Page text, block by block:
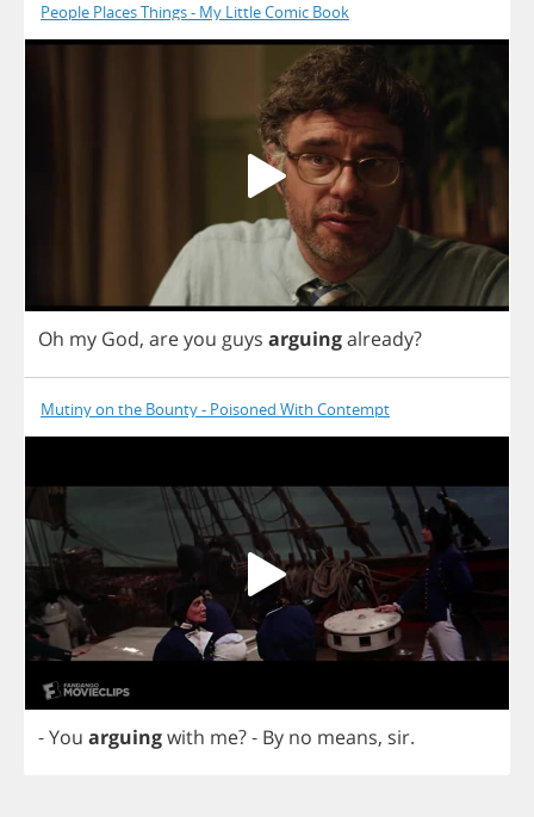
People Places Things - My Little Comic Book
Oh my God, areyou guys arguingalready?
Mutiny on the Bounty - Poisoned With Contempt
-You arguingwith me?- By no means, sir.